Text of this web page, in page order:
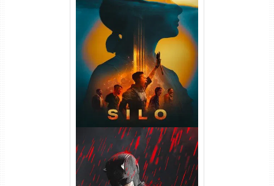
Silo 2ª Temporada (2024)
WEB-DL 1080p Dual Áudio